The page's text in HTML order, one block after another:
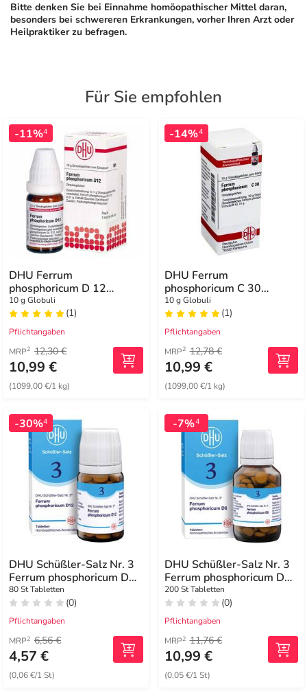
Bitte denken Sie bei Einnahme homöopathischer Mittel daran,
besonders bei schwereren Erkrankungen, vorher Ihren Arzt oder
Heilpraktiker zu befragen.
Für Sie empfohlen
-11%4
DHU Ferrum
phosphoricum D 12
Globuli
10 g Globuli
(1)
Pflichtangaben
MRP2 12,30 €
10,99 €
(1099,00 €/1 kg)
-14%4
DHU Ferrum
phosphoricum C 30
Globuli
10 g Globuli
(1)
Pflichtangaben
MRP2 12,78 €
10,99 €
(1099,00 €/1 kg)
-30%4
DHU Schüßler-Salz Nr. 3
Ferrum phosphoricum D12
Tabletten
80 St Tabletten
(0)
Pflichtangaben
MRP2 6,56 €
4,57 €
(0,06 €/1 St)
-7%4
DHU Schüßler-Salz Nr. 3
Ferrum phosphoricum D6
Tabletten
200 St Tabletten
(0)
Pflichtangaben
MRP2 11,76 €
10,99 €
(0,05 €/1 St)